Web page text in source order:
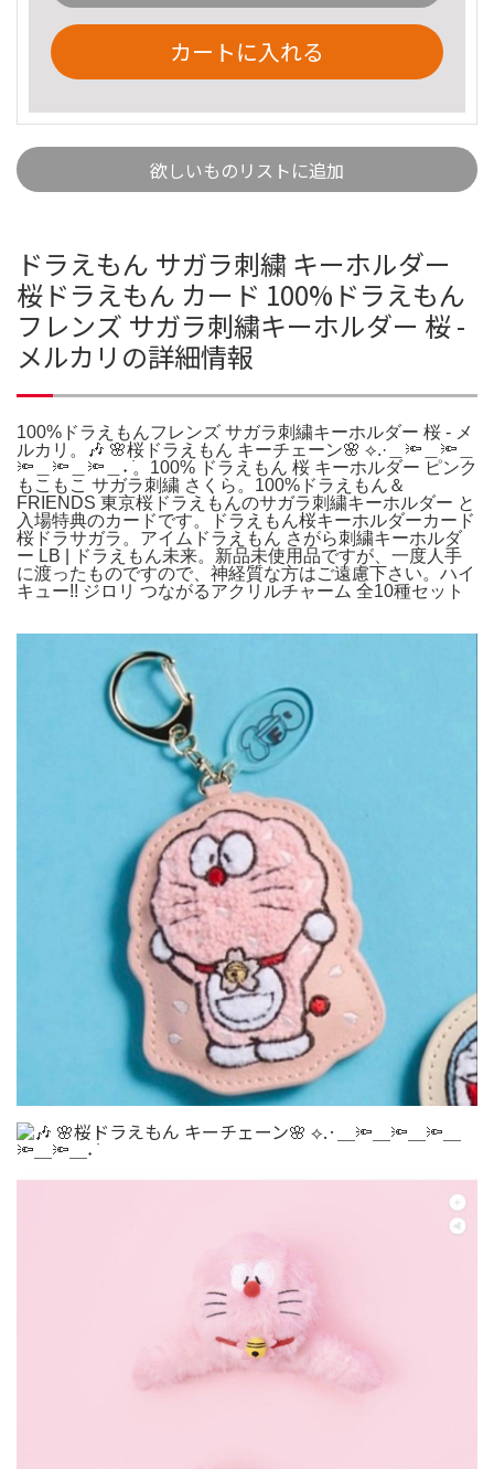
カートに入れる
欲しいものリストに追加
ドラえもん サガラ刺繍 キーホルダー
桜ドラえもん カード 100%ドラえもん
フレンズ サガラ刺繍キーホルダー 桜 -
メルカリの詳細情報
100%ドラえもんフレンズ サガラ刺繍キーホルダー 桜 - メ
ルカリ。🎶 🌸桜ドラえもん キーチェーン🌸 ⟡.·＿🔦＿🔦＿
🔦＿🔦＿🔦＿˖ ࣪。100% ドラえもん 桜 キーホルダー ピンク
もこもこ サガラ刺繍 さくら。100%ドラえもん＆
FRIENDS 東京桜ドラえもんのサガラ刺繍キーホルダー と
入場特典のカードです。ドラえもん桜キーホルダーカード
桜ドラサガラ。アイムドラえもん さがら刺繍キーホルダ
ー LB | ドラえもん未来。新品未使用品ですが、一度人手
に渡ったものですので、神経質な方はご遠慮下さい。ハイ
キュー!! ジロリ つながるアクリルチャーム 全10種セット